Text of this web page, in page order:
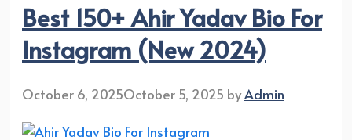
Best 150+ Ahir Yadav Bio For
Instagram (New 2024)
October 6, 2025October 5, 2025 byAdmin